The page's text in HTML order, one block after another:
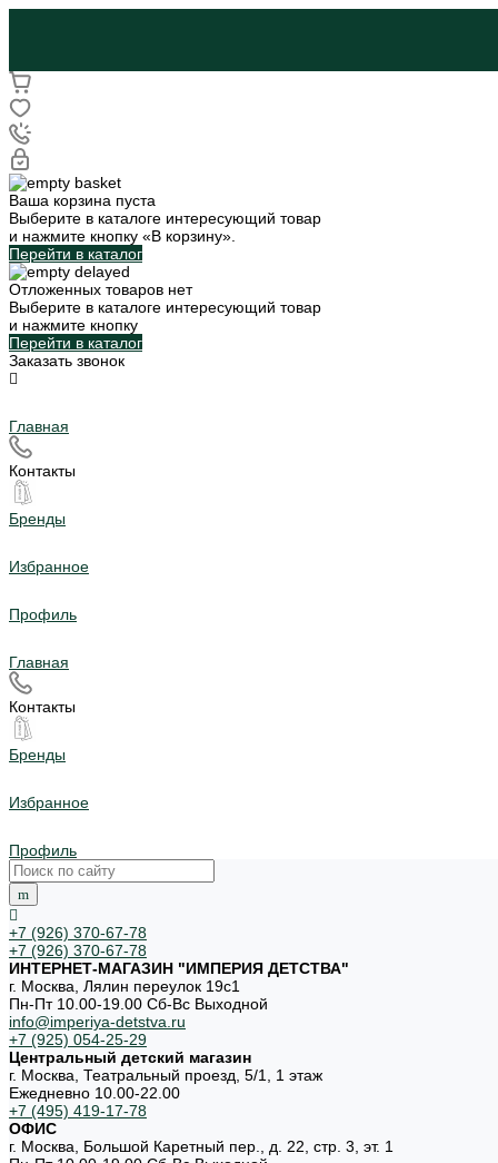
Ваша корзина пуста
Выберите в каталоге интересующий товар
и нажмите кнопку «В корзину».
Перейти в каталог
Отложенных товаров нет
Выберите в каталоге интересующий товар
и нажмите кнопку
Перейти в каталог
Заказать звонок
Главная
Контакты
Бренды
Избранное
Профиль
Главная
Контакты
Бренды
Избранное
Профиль
+7 (926) 370-67-78
+7 (926) 370-67-78
ИНТЕРНЕТ-МАГАЗИН "ИМПЕРИЯ ДЕТСТВА"
г. Москва, Лялин переулок 19с1
Пн-Пт 10.00-19.00 Cб-Вс Выходной
info@imperiya-detstva.ru
+7 (925) 054-25-29
Центральный детский магазин
г. Москва, Театральный проезд, 5/1, 1 этаж
Ежедневно 10.00-22.00
+7 (495) 419-17-78
ОФИС
г. Москва, Большой Каретный пер., д. 22, стр. 3, эт. 1